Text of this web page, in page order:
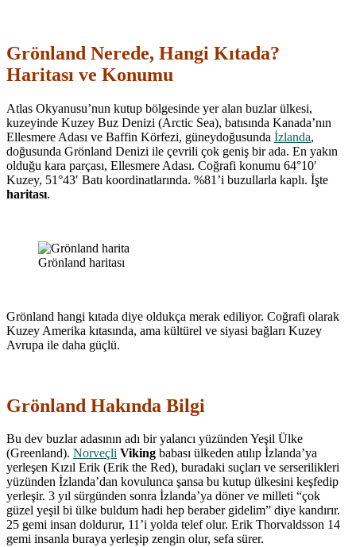
Grönland Nerede, Hangi Kıtada?
Haritası ve Konumu
Atlas Okyanusu’nun kutup bölgesinde yer alan buzlar ülkesi,
kuzeyinde Kuzey Buz Denizi (Arctic Sea), batısında Kanada’nın
Ellesmere Adası ve Baffin Körfezi, güneydoğusunda İzlanda,
doğusunda Grönland Denizi ile çevrili çok geniş bir ada. En yakın
olduğu kara parçası, Ellesmere Adası. Coğrafi konumu 64°10′
Kuzey, 51°43′ Batı koordinatlarında. %81’i buzullarla kaplı. İşte
haritası.
Grönland haritası
Grönland hangi kıtada diye oldukça merak ediliyor. Coğrafi olarak
Kuzey Amerika kıtasında, ama kültürel ve siyasi bağları Kuzey
Avrupa ile daha güçlü.
Grönland Hakında Bilgi
Bu dev buzlar adasının adı bir yalancı yüzünden Yeşil Ülke
(Greenland). Norveçli Viking babası ülkeden atılıp İzlanda’ya
yerleşen Kızıl Erik (Erik the Red), buradaki suçları ve serserilikleri
yüzünden İzlanda’dan kovulunca şansa bu kutup ülkesini keşfedip
yerleşir. 3 yıl sürgünden sonra İzlanda’ya döner ve milleti “çok
güzel yeşil bi ülke buldum hadi hep beraber gidelim” diye kandırır.
25 gemi insan doldurur, 11’i yolda telef olur. Erik Thorvaldsson 14
gemi insanla buraya yerleşip zengin olur, sefa sürer.